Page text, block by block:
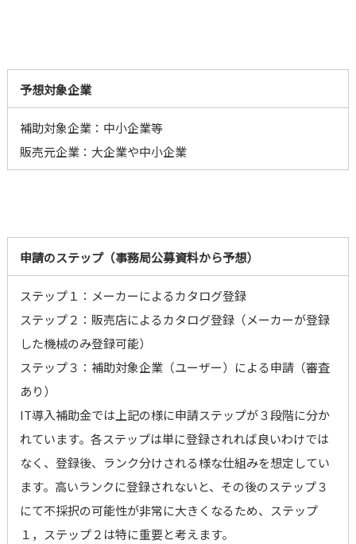
予想対象企業
補助対象企業：中小企業等
販売元企業：大企業や中小企業
申請のステップ（事務局公募資料から予想）
ステップ１：メーカーによるカタログ登録
ステップ２：販売店によるカタログ登録（メーカーが登録
した機械のみ登録可能）
ステップ３：補助対象企業（ユーザー）による申請（審査
あり）
IT導入補助金では上記の様に申請ステップが３段階に分か
れています。各ステップは単に登録されれば良いわけでは
なく、登録後、ランク分けされる様な仕組みを想定してい
ます。高いランクに登録されないと、その後のステップ３
にて不採択の可能性が非常に大きくなるため、ステップ
１，ステップ２は特に重要と考えます。